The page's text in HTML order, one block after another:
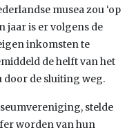
musea zou ‘op
jaar is er volgens de
inkomsten te
de helft van het
door de sluiting weg.
stelde
worden van hun